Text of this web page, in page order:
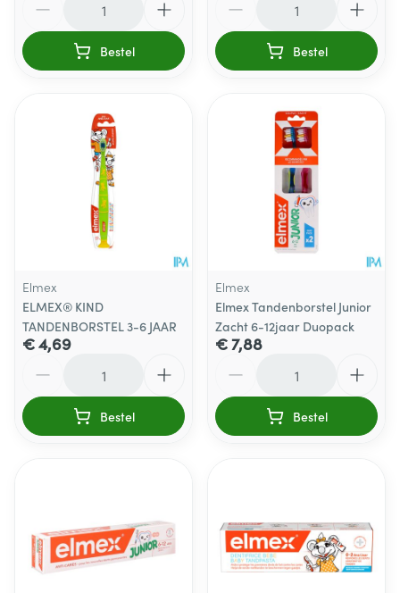
Bestel Bestel
Elmex
ELMEX® KIND
TANDENBORSTEL 3-6 JAAR
€ 4,69
Bestel
Elmex
Elmex Tandenborstel Junior
Zacht 6-12jaar Duopack
€ 7,88
Bestel